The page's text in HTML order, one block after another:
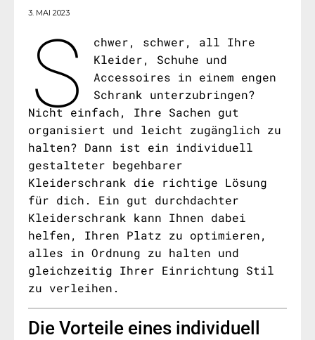
3. MAI 2023
S
chwer, schwer, all Ihre
Kleider, Schuhe und
Accessoires in einem engen
Schrank unterzubringen?
Nicht einfach, Ihre Sachen gut
organisiert und leicht zugänglich zu
halten? Dann ist ein individuell
gestalteter begehbarer
Kleiderschrank die richtige Lösung
für dich. Ein gut durchdachter
Kleiderschrank kann Ihnen dabei
helfen, Ihren Platz zu optimieren,
alles in Ordnung zu halten und
gleichzeitig Ihrer Einrichtung Stil
zu verleihen.
Die Vorteile eines individuell